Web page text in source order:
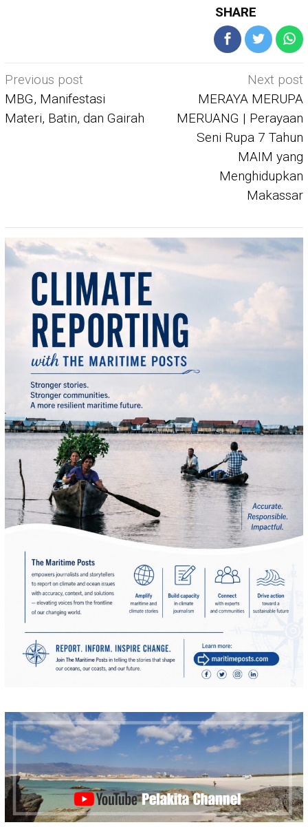
SHARE
Post
navigation
Previous post
MBG, Manifestasi
Materi, Batin, dan Gairah
Next post
MERAYA MERUPA
MERUANG | Perayaan
Seni Rupa 7 Tahun
MAIM yang
Menghidupkan
Makassar